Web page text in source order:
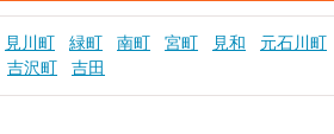
見川町 緑町 南町 宮町 見和 元石川町
吉沢町 吉田